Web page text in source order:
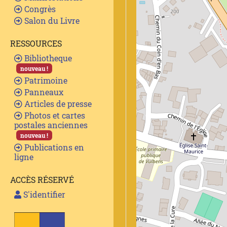
Congrès
Salon du Livre
RESSOURCES
Bibliotheque
nouveau !
Patrimoine
Panneaux
Articles de presse
Photos et cartes
postales anciennes
nouveau !
Publications en
ligne
ACCÈS RÉSERVÉ
S'identifier